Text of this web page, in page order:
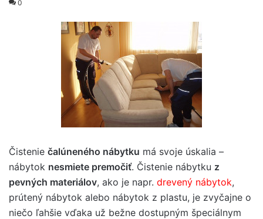
0
Čistenie čalúneného nábytku má svoje úskalia –
nábytok nesmiete premočiť. Čistenie nábytku z
pevných materiálov, ako je napr. drevený nábytok,
prútený nábytok alebo nábytok z plastu, je zvyčajne o
niečo ľahšie vďaka už bežne dostupným špeciálnym